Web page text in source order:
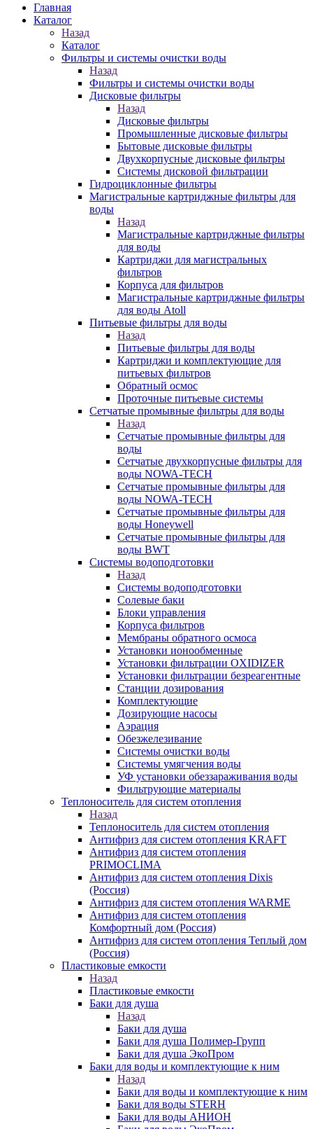
Главная
Каталог
Назад
Каталог
Фильтры и системы очистки воды
Назад
Фильтры и системы очистки воды
Дисковые фильтры
Назад
Дисковые фильтры
Промышленные дисковые фильтры
Бытовые дисковые фильтры
Двухкорпусные дисковые фильтры
Системы дисковой фильтрации
Гидроциклонные фильтры
Магистральные картриджные фильтры для
воды
Назад
Магистральные картриджные фильтры
для воды
Картриджи для магистральных
фильтров
Корпуса для фильтров
Магистральные картриджные фильтры
для воды Atoll
Питьевые фильтры для воды
Назад
Питьевые фильтры для воды
Картриджи и комплектующие для
питьевых фильтров
Обратный осмос
Проточные питьевые системы
Сетчатые промывные фильтры для воды
Назад
Сетчатые промывные фильтры для
воды
Сетчатые двухкорпусные фильтры для
воды NOWA-TECH
Сетчатые промывные фильтры для
воды NOWA-TECH
Сетчатые промывные фильтры для
воды Honeywell
Сетчатые промывные фильтры для
воды BWT
Системы водоподготовки
Назад
Системы водоподготовки
Солевые баки
Блоки управления
Корпуса фильтров
Мембраны обратного осмоса
Установки ионообменные
Установки фильтрации OXIDIZER
Установки фильтрации безреагентные
Станции дозирования
Комплектующие
Дозирующие насосы
Аэрация
Обезжелезивание
Системы очистки воды
Системы умягчения воды
УФ установки обеззараживания воды
Фильтрующие материалы
Теплоноситель для систем отопления
Назад
Теплоноситель для систем отопления
Антифриз для систем отопления KRAFT
Антифриз для систем отопления
PRIMOCLIMA
Антифриз для систем отопления Dixis
(Россия)
Антифриз для систем отопления WARME
Антифриз для систем отопления
Комфортный дом (Россия)
Антифриз для систем отопления Теплый дом
(Россия)
Пластиковые емкости
Назад
Пластиковые емкости
Баки для душа
Назад
Баки для душа
Баки для душа Полимер-Групп
Баки для душа ЭкоПром
Баки для воды и комплектующие к ним
Назад
Баки для воды и комплектующие к ним
Баки для воды STERH
Баки для воды АНИОН